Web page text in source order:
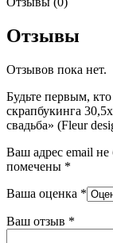
Отзывы
Отзывов пока нет.
Будьте первым,
скрапбукинга
свадьба» (Fleur
Ваш адрес email не
помечены *
Ваша оценка *
Ваш отзыв *